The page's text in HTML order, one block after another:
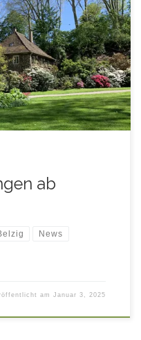
dazu genutzt, alle
in entsprechende Tabellen
Arbeiten sind
dessen, werden
Temperatur- und
Blog-Beitrag
ab
News
amJanuar 3, 2025